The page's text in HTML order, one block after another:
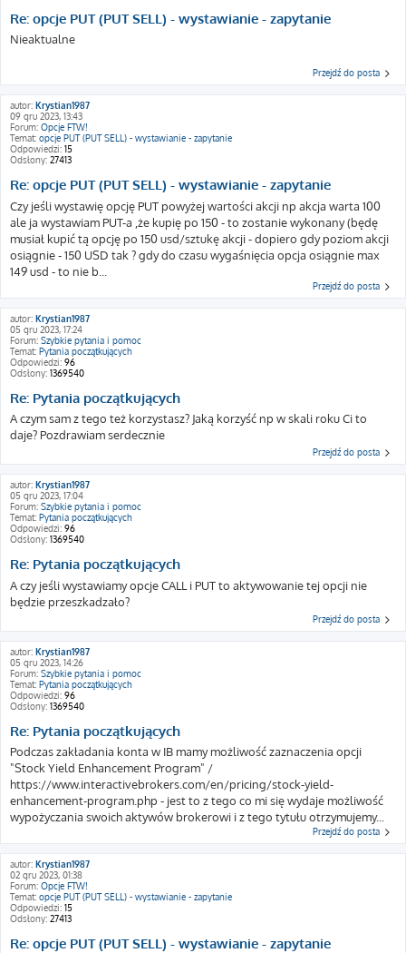
Re: opcje PUT (PUT SELL) - wystawianie - zapytanie
Nieaktualne
Przejdź do posta
autor: Krystian1987
09 gru 2023, 13:43
Forum: Opcje FTW!
Temat: opcje PUT (PUT SELL) - wystawianie - zapytanie
Odpowiedzi: 15
Odsłony: 27413
Re: opcje PUT (PUT SELL) - wystawianie - zapytanie
Czy jeśli wystawię opcję PUT powyżej wartości akcji np akcja warta 100
ale ja wystawiam PUT-a ,że kupię po 150 - to zostanie wykonany (będę
musiał kupić tą opcję po 150 usd/sztukę akcji - dopiero gdy poziom akcji
osiągnie - 150 USD tak ? gdy do czasu wygaśnięcia opcja osiągnie max
149 usd - to nie b...
Przejdź do posta
autor: Krystian1987
05 gru 2023, 17:24
Forum: Szybkie pytania i pomoc
Temat: Pytania początkujących
Odpowiedzi: 96
Odsłony: 1369540
Re: Pytania początkujących
A czym sam z tego też korzystasz? Jaką korzyść np w skali roku Ci to
daje? Pozdrawiam serdecznie
Przejdź do posta
autor: Krystian1987
05 gru 2023, 17:04
Forum: Szybkie pytania i pomoc
Temat: Pytania początkujących
Odpowiedzi: 96
Odsłony: 1369540
Re: Pytania początkujących
A czy jeśli wystawiamy opcje CALL i PUT to aktywowanie tej opcji nie
będzie przeszkadzało?
Przejdź do posta
autor: Krystian1987
05 gru 2023, 14:26
Forum: Szybkie pytania i pomoc
Temat: Pytania początkujących
Odpowiedzi: 96
Odsłony: 1369540
Re: Pytania początkujących
Podczas zakładania konta w IB mamy możliwość zaznaczenia opcji
"Stock Yield Enhancement Program" /
https://www.interactivebrokers.com/en/pricing/stock-yield-
enhancement-program.php - jest to z tego co mi się wydaje możliwość
wypożyczania swoich aktywów brokerowi i z tego tytułu otrzymujemy...
Przejdź do posta
autor: Krystian1987
02 gru 2023, 01:38
Forum: Opcje FTW!
Temat: opcje PUT (PUT SELL) - wystawianie - zapytanie
Odpowiedzi: 15
Odsłony: 27413
Re: opcje PUT (PUT SELL) - wystawianie - zapytanie